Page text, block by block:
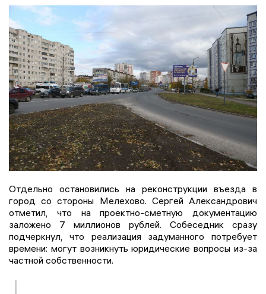
Отдельно остановились на реконструкции въезда в
город со стороны Мелехово. Сергей Александрович
отметил, что на проектно-сметную документацию
заложено 7 миллионов рублей. Собеседник сразу
подчеркнул, что реализация задуманного потребует
времени: могут возникнуть юридические вопросы из-за
частной собственности.